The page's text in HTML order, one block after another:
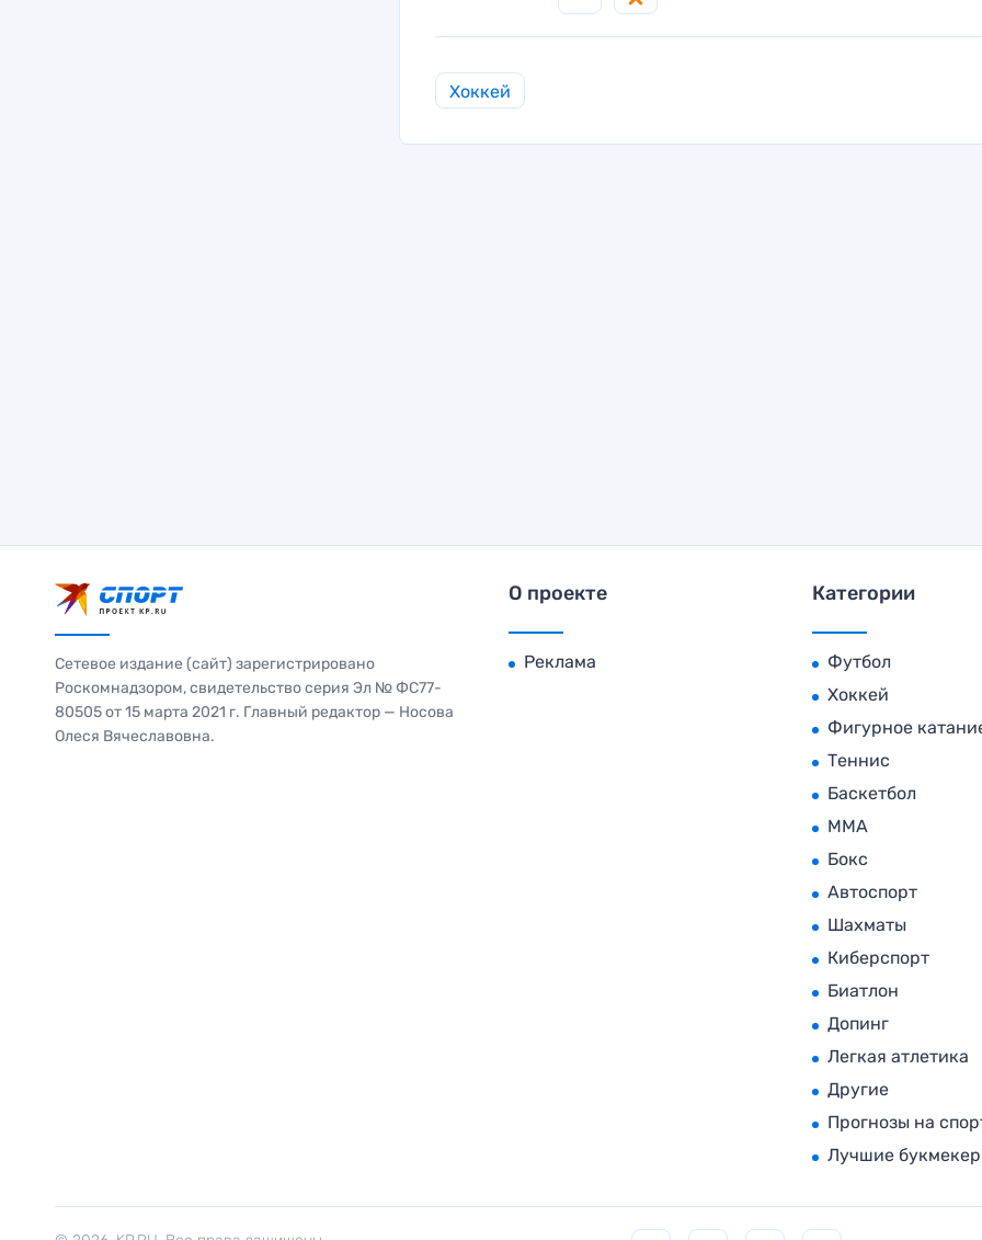
Хоккей
Сетевое издание (сайт) зарегистрировано
Роскомнадзором, свидетельство серия Эл № ФС77-
80505 от 15 марта 2021 г. Главный редактор — Носова
Олеся Вячеславовна.
О проекте
Реклама
Категории
Футбол
Хоккей
Фигурное
Теннис
Баскетбол
MMA
Бокс
Автоспорт
Шахматы
Киберспорт
Биатлон
Допинг
Легкая атлетика
Другие
Прогнозы на
Лучшие